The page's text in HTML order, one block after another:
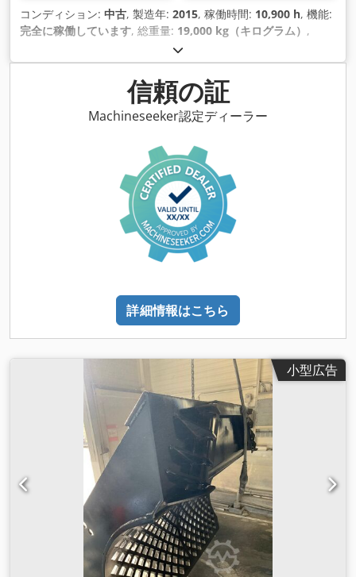
コンディション: 中古, 製造年: 2015, 稼働時間: 10,900 h, 機能:
完全に稼働しています, 総重量: 19,000 kg（キログラム） ,
信頼の証
Machineseeker認定ディーラー
詳細情報はこちら
小型広告